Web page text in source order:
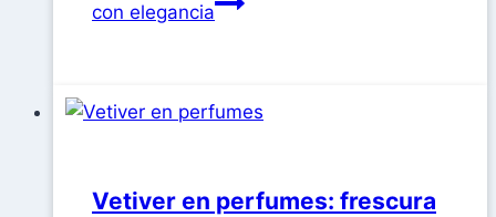
con elegancia
Vetiver en perfumes: frescura